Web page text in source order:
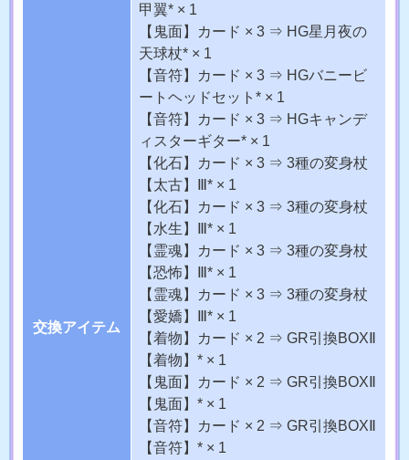
交換アイテム
甲翼* × 1
【鬼面】カード × 3 ⇒ HG星月夜の
天球杖* × 1
【音符】カード × 3 ⇒ HGバニービ
ートヘッドセット* × 1
【音符】カード × 3 ⇒ HGキャンデ
ィスターギター* × 1
【化石】カード × 3 ⇒ 3種の変身杖
【太古】Ⅲ* × 1
【化石】カード × 3 ⇒ 3種の変身杖
【水生】Ⅲ* × 1
【霊魂】カード × 3 ⇒ 3種の変身杖
【恐怖】Ⅲ* × 1
【霊魂】カード × 3 ⇒ 3種の変身杖
【愛嬌】Ⅲ* × 1
【着物】カード × 2 ⇒ GR引換BOXⅡ
【着物】* × 1
【鬼面】カード × 2 ⇒ GR引換BOXⅡ
【鬼面】* × 1
【音符】カード × 2 ⇒ GR引換BOXⅡ
【音符】* × 1